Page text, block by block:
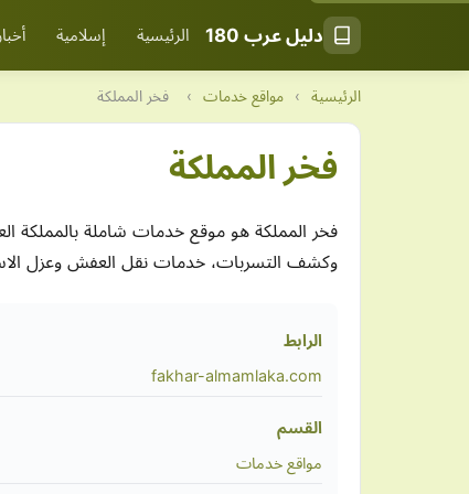
دليل عرب 180 الرئيسية إسلامية
الرئيسية › مواقع خدمات › فخر المملكة
فخر المملكة
فخر المملكة هو موقع خدمات شاملة بالمملكة
وكشف التسربات، خدمات نقل العفش وعزل
الرابط
fakhar-almamlaka.com
القسم
مواقع خدمات